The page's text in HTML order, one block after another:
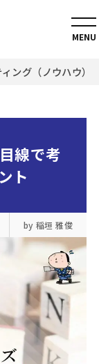
MENU
ング（ノウハウ）
線で考
ト
by 稲垣 雅俊